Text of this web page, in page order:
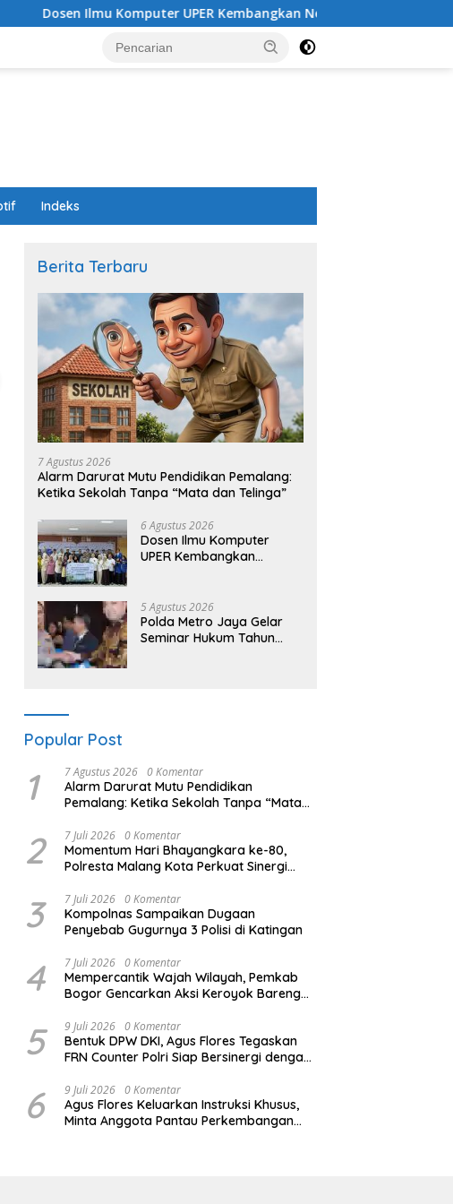
Dosen Ilmu Komputer UPER Kembangkan Netrash, Pengelolaan
Indeks
Workshop Wayang untuk Anak
di Bundaran HI, Dalang Cilik
Indonesia
Gebyar Cahaya Kemerdekaan
Dalam Tajuk “Festival Kamir”
Berita Terbaru
7 Agustus 2026
Alarm Darurat Mutu Pendidikan Pemalang:
Ketika Sekolah Tanpa “Mata dan Telinga”
6 Agustus 2026
Dosen Ilmu Komputer
UPER Kembangkan
5 Agustus 2026
Polda Metro Jaya Gelar
Seminar Hukum Tahun
Popular Post
1 7 Agustus 2026 0 Komentar
Alarm Darurat Mutu Pendidikan
Pemalang: Ketika Sekolah Tanpa “Mata
2 7 Juli 2026 0 Komentar
Momentum Hari Bhayangkara ke-80,
Polresta Malang Kota Perkuat Sinergi
3 7 Juli 2026 0 Komentar
Kompolnas Sampaikan Dugaan
Penyebab Gugurnya 3 Polisi di Katingan
4 7 Juli 2026 0 Komentar
Mempercantik Wajah Wilayah, Pemkab
Bogor Gencarkan Aksi Keroyok Bareng
5 9 Juli 2026 0 Komentar
Bentuk DPW DKI, Agus Flores Tegaskan
FRN Counter Polri Siap Bersinergi dengan
6 9 Juli 2026 0 Komentar
Agus Flores Keluarkan Instruksi Khusus,
Minta Anggota Pantau Perkembangan